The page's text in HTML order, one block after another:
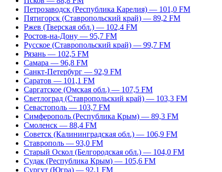
Петрозаводск (Республика Карелия) — 101,0 FM
Пятигорск (Ставропольский край) — 89,2 FM
Ржев (Тверская обл.) — 102,4 FM
Ростов-на-Дону — 95,7 FM
Русское (Ставропольский край) — 99,7 FM
Рязань — 102,5 FM
Самара — 96,8 FM
Санкт-Петербург — 92,9 FM
Саратов — 101,1 FM
Саргатское (Омская обл.) — 107,5 FM
Светлоград (Ставропольский край) — 103,3 FM
Севастополь — 103,7 FM
Симферополь (Республика Крым) — 89,3 FM
Смоленск — 88,4 FM
Советск (Калининградская обл.) — 106,9 FM
Ставрополь — 93,0 FM
Старый Оскол (Белгородская обл.) — 104,0 FM
Судак (Республика Крым) — 105,6 FM
Сургут (Югра) — 92,1 FM